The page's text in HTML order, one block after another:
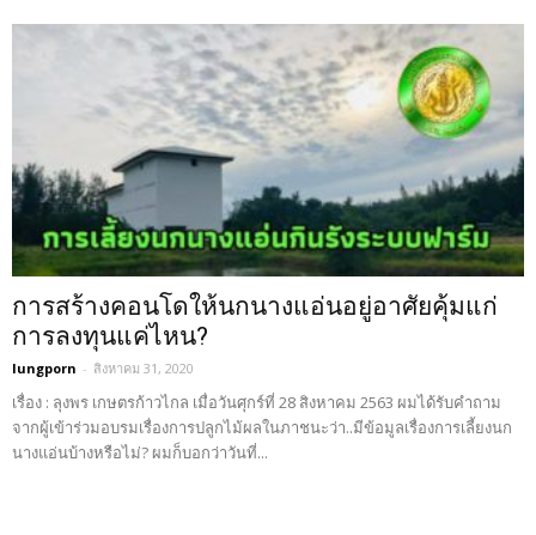
การสร้างคอนโดให้นกนางแอ่นอยู่อาศัยคุ้มแก่
การลงทุนแค่ไหน?
lungporn - สิงหาคม 31, 2020
เรื่อง : ลุงพร เกษตรก้าวไกล เมื่อวันศุกร์ที่ 28 สิงหาคม 2563 ผมได้รับคำถาม
จากผู้เข้าร่วมอบรมเรื่องการปลูกไม้ผลในภาชนะว่า..มีข้อมูลเรื่องการเลี้ยงนก
นางแอ่นบ้างหรือไม่? ผมก็บอกว่าวันที่...